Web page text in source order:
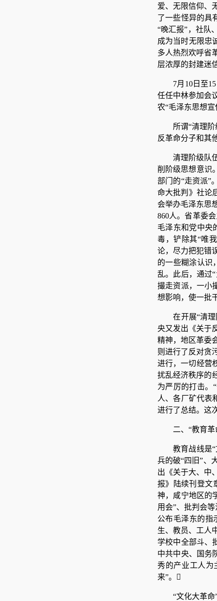
爱、无限信仰、
了一些怪异的具
“晚汇报”，社队
成为当时无限忠
多人热烈欢呼省
层浓厚的封建迷
7月10日至
任任中林参加会
农“毛泽东思想
所谓“清理
反革命分子和其
清理阶级队
削阶级思想意识
部门的“走资派”
命大批判》社论
会举办毛泽东思
860人。省革委
毛泽东和党中央
毒，铲除其“唯
论，尽力把犯错
的一些糊涂认识
乱。此后，通过
撮走资派，一小
想影响，使一批
在开展“清
央又发出《关于
精神，地区革委
则进行了反对贪
进行，一切经营
扰乱经济秩序的
为严厉的打击。
人、各厂矿代表
进行了总结。这
二、“教育
教育战线是
兵的破“四旧”、
出《关于大、中
报》陆续刊登文
神，咸宁地区的
用会”、批判会
公布毛泽东的指
生、教员、工人
学校中全部斗、
中共中央、国务
秀的产业工人为
来”。
“文化大革